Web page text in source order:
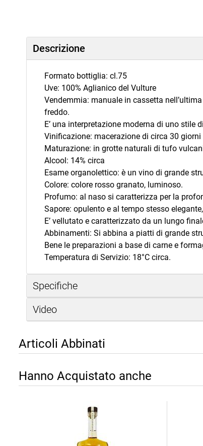
Descrizione
Formato bottiglia: cl.75
Uve: 100% Aglianico del Vulture
Vendemmia: manuale in cassetta
freddo.
E’ una interpretazione moderna di uno
Vinificazione: macerazione di circa 30
Maturazione: in grotte naturali di tufo
Alcool: 14% circa
Esame organolettico: è un vino di grande
Colore: colore rosso granato, luminoso.
Profumo: al naso si caratterizza per la
Sapore: opulento e al tempo stesso
E’ vellutato e caratterizzato da un lungo
Abbinamenti: Si abbina a piatti di grande
Bene le preparazioni a base di carne e
Temperatura di Servizio: 18°C circa.
Specifiche
Video
Articoli Abbinati
Hanno Acquistato anche